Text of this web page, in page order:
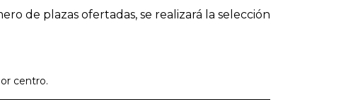
de plazas ofertadas, se realizará la selección
centro.